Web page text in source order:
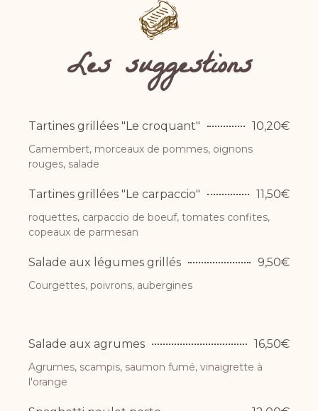
Les suggestions
Tartines grillées "Le croquant" 10,20€
Camembert, morceaux de pommes, oignons
rouges, salade
Tartines grillées "Le carpaccio" 11,50€
roquettes, carpaccio de boeuf, tomates confites,
copeaux de parmesan
Salade aux légumes grillés 9,50€
Courgettes, poivrons, aubergines
Salade aux agrumes 16,50€
Agrumes, scampis, saumon fumé, vinaigrette à
l'orange